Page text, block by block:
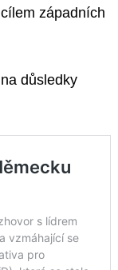
západních
důsledky